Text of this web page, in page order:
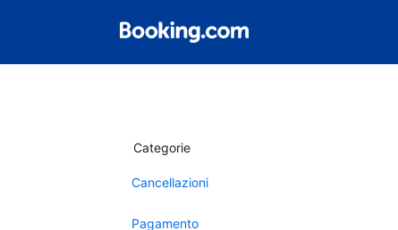
Categorie
Cancellazioni
Pagamento